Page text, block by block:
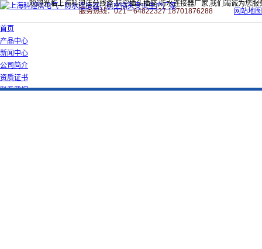
欢迎光临上海科迎法分线盒,航空插头插座,防水连接器厂家,我们竭诚为您服
服务热线：021－64822327 18701876288
网站地图
首页
产品中心
新闻中心
公司简介
资质证书
联系我们